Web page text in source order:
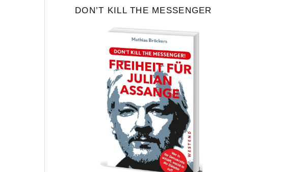
DON’T KILL THE MESSENGER